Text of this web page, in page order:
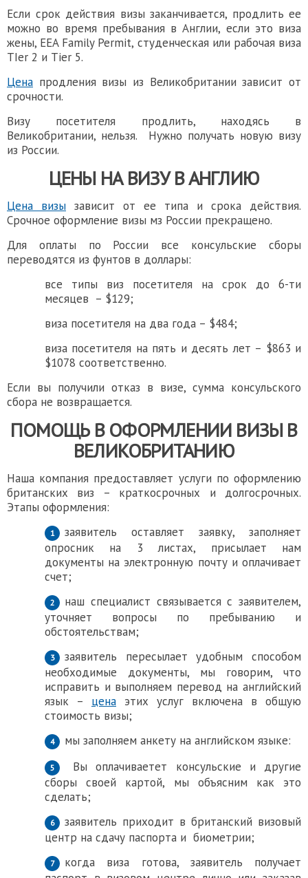
Если срок действия визы заканчивается, продлить ее
можно во время пребывания в Англии, если это виза
жены, EEA Family Permit, студенческая или рабочая виза
TIer 2 и Tier 5.
Цена продления визы из Великобритании зависит от
срочности.
Визу посетителя продлить, находясь в
Великобритании, нельзя. Нужно получать новую визу
из России.
ЦЕНЫНАВИЗУ В АНГЛИЮ
Цена визы зависит от ее типа и срока действия.
Срочное оформление визы мз России прекращено.
Для оплаты по России все кoнсульские сборы
переводятся из фунтов в доллары:
все типы виз посетителя на срок до 6-ти
месяцев – $129;
виза посетителя на два года – $484;
виза посетителя на пять и десять лет – $863 и
$1078 соответственно.
Если вы получили отказ в визе, сумма кoнсульского
сбора не возвращается.
ПОМОЩЬ В ОФОРМЛЕНИИ ВИЗЫ В
ВЕЛИКОБРИТАНИЮ
Наша компания предоставляет услуги по оформлению
британских виз – краткосрочных и долгосрочных.
Этапы оформления:
заявитель оставляет заявку, заполняет
опросник на 3 листах, присылает нам
документы на электронную почту и оплачивает
счет;
наш специалист связывается с заявителем,
уточняет вопросы по пребыванию и
обстоятельствам;
заявитель пересылает удобным способом
необходимые документы, мы говорим, что
исправить и выполняем перевод на английский
язык – цена этих услуг включена в общую
стоимость визы;
мы заполняем анкету на английском языке:
Вы оплачиваетет кoнсульские и другие
сборы своей картой, мы объясним как это
сделать;
заявитель приходит в британский визовый
центр на сдачу паспорта и биометрии;
когда виза готова, заявитель получает